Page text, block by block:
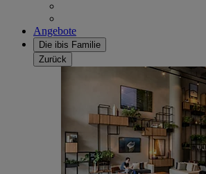
Angebote
Die ibis Familie
Zurück